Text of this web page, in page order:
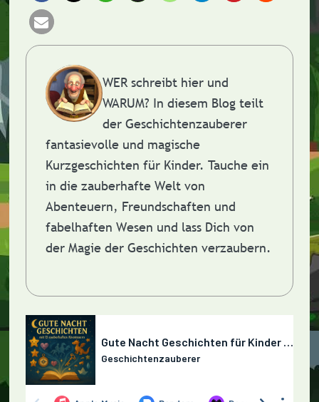
WER schreibt hier und
WARUM? In diesem Blog teilt
der Geschichtenzauberer
fantasievolle und magische
Kurzgeschichten für Kinder. Tauche ein
in die zauberhafte Welt von
Abenteuern, Freundschaften und
fabelhaften Wesen und lass Dich von
der Magie der Geschichten verzaubern.